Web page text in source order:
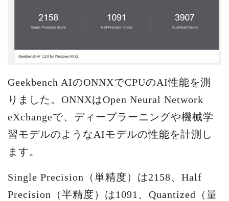
Geekbench AIのONNXでCPUのAI性能を測
りました。ONNXはOpen Neural Network
eXchangeで、ディープラーニングや機械学
習モデルのようなAIモデルの性能を計測し
ます。
Single Precision（単精度）は2158、Half
Precision（半精度）は1091、Quantized（量